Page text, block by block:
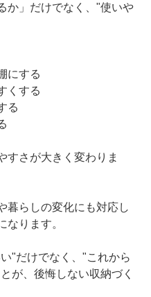
か」だけでなく、"使いや
にする
くする
る
すさが大きく変わりま
暮らしの変化にも対応し
なります。
"だけでなく、"これから
が、後悔しない収納づく